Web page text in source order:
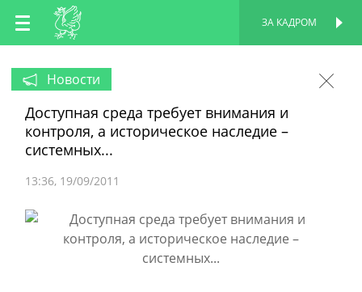
RU
EN
ЗА КАДРОМ
Новости
Доступная среда требует внимания и
контроля, а историческое наследие –
системных...
13:36 19/09/2011
ПЕРСОНАЛЬНАЯ